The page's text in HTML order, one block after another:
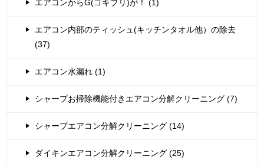
エアコンからG(ゴキブリ)が！ (1)
エアコン内部のティッシュ(キッチンタオル他）の除去
(37)
エアコン水漏れ (1)
シャープお掃除機能付きエアコン分解クリーニング (7)
シャープエアコン分解クリーニング (14)
ダイキンエアコン分解クリーニング (25)